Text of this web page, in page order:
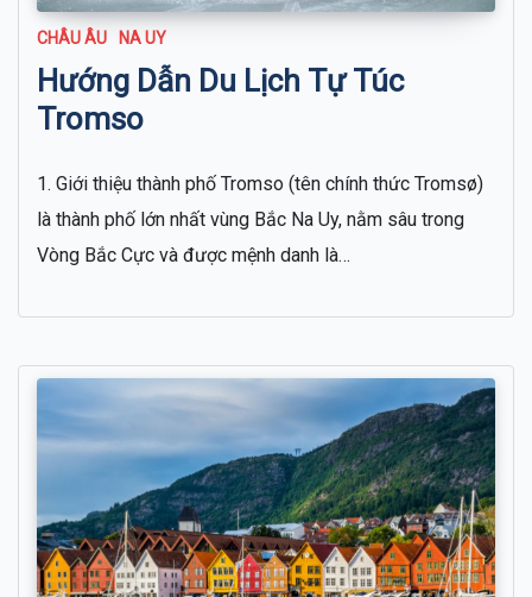
CHÂU ÂU NA UY
Hướng Dẫn Du Lịch Tự Túc
Tromso
1. Giới thiệu thành phố Tromso (tên chính thức Tromsø)
là thành phố lớn nhất vùng Bắc Na Uy, nằm sâu trong
Vòng Bắc Cực và được mệnh danh là…